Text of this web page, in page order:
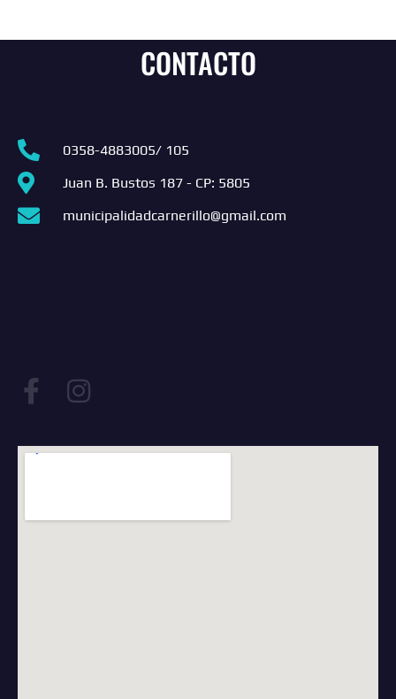
CONTACTO
0358-4883005/ 105
Juan B. Bustos 187 - CP: 5805
municipalidadcarnerillo@gmail.com